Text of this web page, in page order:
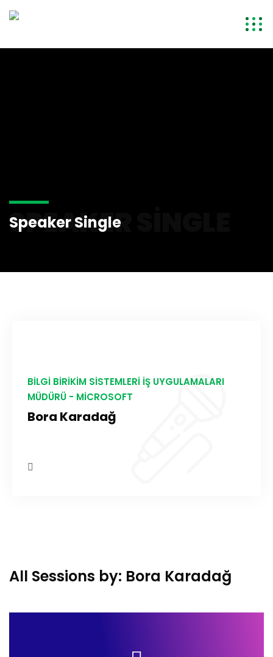
Speaker Single
SPEAKER SINGLE
BILGI BIRIKIM SISTEMLERI İŞ UYGULAMALARI
MÜDÜRÜ - MICROSOFT
Bora Karadağ
All Sessions by: Bora Karadağ